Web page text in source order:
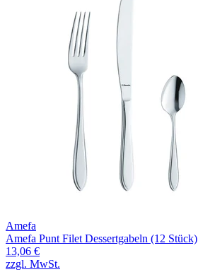
Amefa
Amefa Punt Filet Dessertgabeln (12 Stück)
13,06 €
zzgl. MwSt.